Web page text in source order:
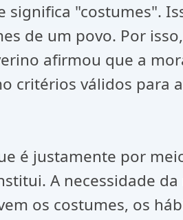
"costumes".
de um povo. Por
afirmou que a
critérios válidos para
é justamente por
A necessidade
os costumes, os